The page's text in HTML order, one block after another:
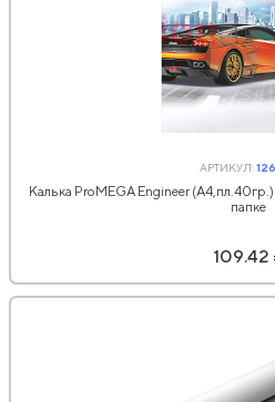
АРТИКУЛ:
Калька ProMEGA Engineer
папке
109.42